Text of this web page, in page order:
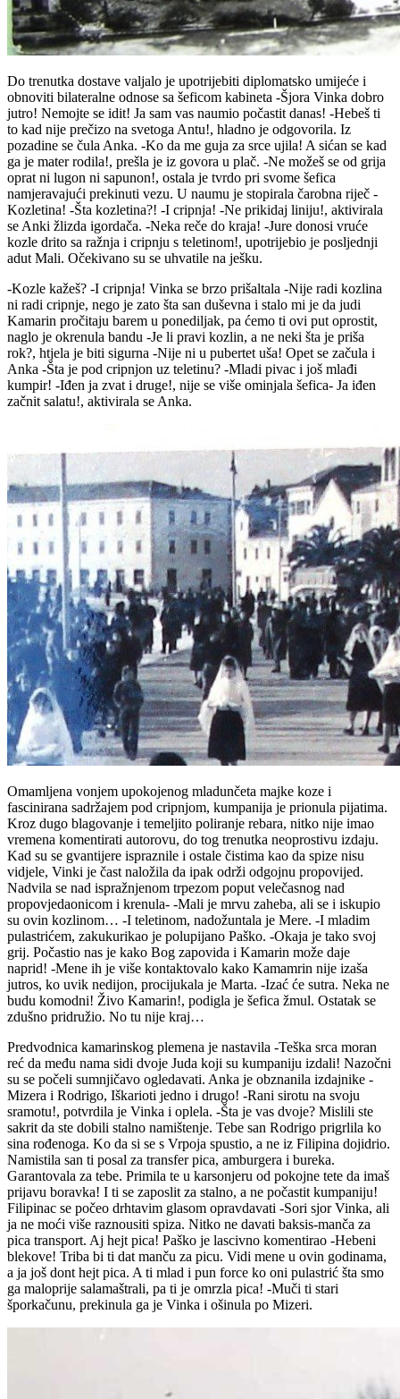
Do trenutka dostave valjalo je upotrijebiti diplomatsko umijeće i
obnoviti bilateralne odnose sa šeficom kabineta -Šjora Vinka dobro
jutro! Nemojte se idit! Ja sam vas naumio počastit danas! -Hebeš ti
to kad nije prečizo na svetoga Antu!, hladno je odgovorila. Iz
pozadine se čula Anka. -Ko da me guja za srce ujila! A sićan se kad
ga je mater rodila!, prešla je iz govora u plač. -Ne možeš se od grija
oprat ni lugon ni sapunon!, ostala je tvrdo pri svome šefica
namjeravajući prekinuti vezu. U naumu je stopirala čarobna riječ -
Kozletina! -Šta kozletina?! -I cripnja! -Ne prikidaj liniju!, aktivirala
se Anki žlizda igordača. -Neka reče do kraja! -Jure donosi vruće
kozle drito sa ražnja i cripnju s teletinom!, upotrijebio je posljednji
adut Mali. Očekivano su se uhvatile na ješku.
-Kozle kažeš? -I cripnja! Vinka se brzo prišaltala -Nije radi kozlina
ni radi cripnje, nego je zato šta san duševna i stalo mi je da judi
Kamarin pročitaju barem u ponediljak, pa ćemo ti ovi put oprostit,
naglo je okrenula bandu -Je li pravi kozlin, a ne neki šta je priša
rok?, htjela je biti sigurna -Nije ni u pubertet uša! Opet se začula i
Anka -Šta je pod cripnjon uz teletinu? -Mladi pivac i još mlađi
kumpir! -Iđen ja zvat i druge!, nije se više ominjala šefica- Ja iđen
začnit salatu!, aktivirala se Anka.
Omamljena vonjem upokojenog mladunčeta majke koze i
fascinirana sadržajem pod cripnjom, kumpanija je prionula pijatima.
Kroz dugo blagovanje i temeljito poliranje rebara, nitko nije imao
vremena komentirati autorovu, do tog trenutka neoprostivu izdaju.
Kad su se gvantijere ispraznile i ostale čistima kao da spize nisu
vidjele, Vinki je čast naložila da ipak održi odgojnu propovijed.
Nadvila se nad ispražnjenom trpezom poput velečasnog nad
propovjedaonicom i krenula- -Mali je mrvu zaheba, ali se i iskupio
su ovin kozlinom… -I teletinom, nadožuntala je Mere. -I mladim
pulastrićem, zakukurikao je polupijano Paško. -Okaja je tako svoj
grij. Počastio nas je kako Bog zapovida i Kamarin može daje
naprid! -Mene ih je više kontaktovalo kako Kamamrin nije izaša
jutros, ko uvik nedijon, procijukala je Marta. -Izać će sutra. Neka ne
budu komodni! Živo Kamarin!, podigla je šefica žmul. Ostatak se
zdušno pridružio. No tu nije kraj…
Predvodnica kamarinskog plemena je nastavila -Teška srca moran
reć da među nama sidi dvoje Juda koji su kumpaniju izdali! Nazočni
su se počeli sumnjičavo ogledavati. Anka je obznanila izdajnike -
Mizera i Rodrigo, Iškarioti jedno i drugo! -Rani sirotu na svoju
sramotu!, potvrdila je Vinka i oplela. -Šta je vas dvoje? Mislili ste
sakrit da ste dobili stalno namištenje. Tebe san Rodrigo prigrlila ko
sina rođenoga. Ko da si se s Vrpoja spustio, a ne iz Filipina dojidrio.
Namistila san ti posal za transfer pica, amburgera i bureka.
Garantovala za tebe. Primila te u karsonjeru od pokojne tete da imaš
prijavu boravka! I ti se zaposlit za stalno, a ne počastit kumpaniju!
Filipinac se počeo drhtavim glasom opravdavati -Sori sjor Vinka, ali
ja ne moći više raznousiti spiza. Nitko ne davati baksis-manča za
pica transport. Aj hejt pica! Paško je lascivno komentirao -Hebeni
blekove! Triba bi ti dat manču za picu. Vidi mene u ovin godinama,
a ja još dont hejt pica. A ti mlad i pun force ko oni pulastrić šta smo
ga maloprije salamaštrali, pa ti je omrzla pica! -Muči ti stari
šporkačunu, prekinula ga je Vinka i ošinula po Mizeri.